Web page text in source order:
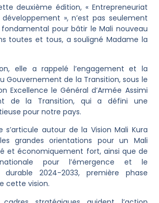
deuxième édition, « Entrepreneuriat
», n’est pas seulement
pour bâtir le Mali nouveau
toutes et tous, a souligné Madame la
elle a rappelé l’engagement et la
Gouvernement de la Transition, sous le
Excellence le Général d’Armée Assimi
de la Transition, qui a défini une
pour notre pays.
autour de la Vision Mali Kura
grandes orientations pour un Mali
et économiquement fort, ainsi que de
pour l’émergence et le
durable 2024-2033, première phase
cette vision.